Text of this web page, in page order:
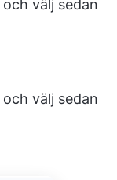
och välj sedan
och välj sedan